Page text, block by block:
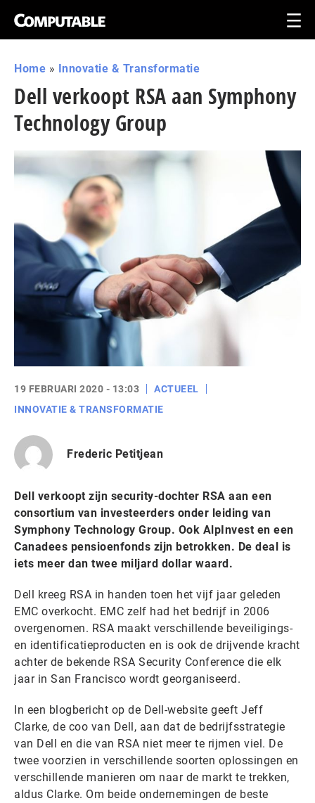
Home » Innovatie & Transformatie
Dell verkoopt RSA aan Symphony
Technology Group
19 FEBRUARI 2020 - 13:03
ACTUEEL
INNOVATIE & TRANSFORMATIE
Frederic Petitjean
Dell verkoopt zijn security-dochter RSA aan een
consortium van investeerders onder leiding van
Symphony Technology Group. Ook AlpInvest en een
Canadees pensioenfonds zijn betrokken. De deal is
iets meer dan twee miljard dollar waard.
Dell kreeg RSA in handen toen het vijf jaar geleden
EMC overkocht. EMC zelf had het bedrijf in 2006
overgenomen. RSA maakt verschillende beveiligings-
en identificatieproducten en is ook de drijvende kracht
achter de bekende RSA Security Conference die elk
jaar in San Francisco wordt georganiseerd.
In een blogbericht op de Dell-website geeft Jeff
Clarke, de coo van Dell, aan dat de bedrijfsstrategie
van Dell en die van RSA niet meer te rijmen viel. De
twee voorzien in verschillende soorten oplossingen en
verschillende manieren om naar de markt te trekken,
aldus Clarke. Om beide ondernemingen de beste